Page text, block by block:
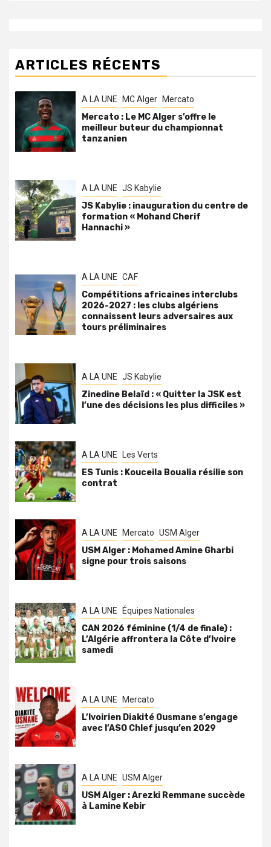
ARTICLES RÉCENTS
A LA UNE MC Alger Mercato
Mercato : Le MC Alger s’offre le
meilleur buteur du championnat
tanzanien
A LA UNE JS Kabylie
JS Kabylie : inauguration du centre de
formation « Mohand Cherif
Hannachi »
A LA UNE CAF
Compétitions africaines interclubs
2026-2027 : les clubs algériens
connaissent leurs adversaires aux
tours préliminaires
A LA UNE JS Kabylie
Zinedine Belaïd : « Quitter la JSK est
l’une des décisions les plus difficiles »
A LA UNE Les Verts
ES Tunis : Kouceila Boualia résilie son
contrat
A LA UNE Mercato USM Alger
USM Alger : Mohamed Amine Gharbi
signe pour trois saisons
A LA UNE Équipes Nationales
CAN 2026 féminine (1/4 de finale) :
L’Algérie affrontera la Côte d’Ivoire
samedi
A LA UNE Mercato
L’Ivoirien Diakité Ousmane s’engage
avec l’ASO Chlef jusqu’en 2029
A LA UNE USM Alger
USM Alger : Arezki Remmane succède
à Lamine Kebir